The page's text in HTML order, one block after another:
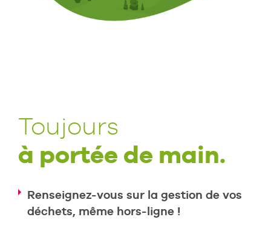
Toujours
à portée de main.
Renseignez-vous sur la gestion de vos
déchets, même hors-ligne !